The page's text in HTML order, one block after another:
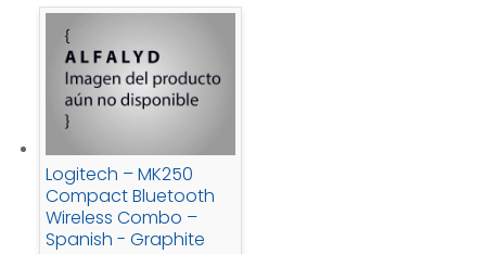
Logitech – MK250
Compact Bluetooth
Wireless Combo –
Spanish - Graphite